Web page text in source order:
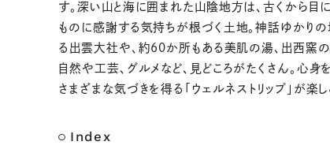
す。深い山と海に囲まれた山陰地方は、古くから目
ものに感謝する気持ちが根づく土地。神話ゆかりの
る出雲大社や、約60か所もある美肌の湯、出西窯の
自然や工芸、グルメなど、見どころがたくさん。心身
さまざまな気づきを得る「ウェルネストリップ」が楽
Index